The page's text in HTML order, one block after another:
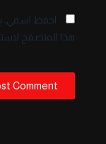
احفظ اسمي،
هذا المتصفح